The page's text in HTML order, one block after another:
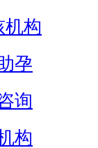
机构
孕
询
构